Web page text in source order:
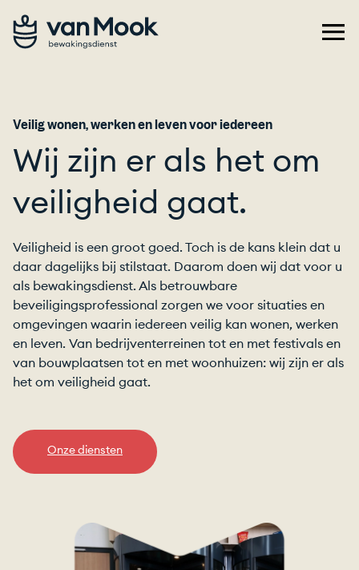
Veilig wonen, werken en leven voor iedereen
Wij zijn er als het om
veiligheid gaat.
Veiligheid is een groot goed. Toch is de kans klein dat u
daar dagelijks bij stilstaat. Daarom doen wij dat voor u
als bewakingsdienst. Als betrouwbare
beveiligingsprofessional zorgen we voor situaties en
omgevingen waarin iedereen veilig kan wonen, werken
en leven. Van bedrijventerreinen tot en met festivals en
van bouwplaatsen tot en met woonhuizen: wij zijn er als
het om veiligheid gaat.
Onze diensten